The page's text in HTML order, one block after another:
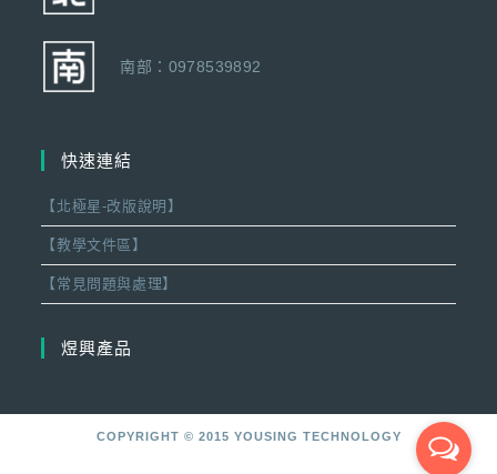
南部：0978539892
快速連結
【北極星-改版說明】
【教學文件區】
【常見問題與處理】
煜興產品
COPYRIGHT © 2015 YOUSING TECHNOLOGY